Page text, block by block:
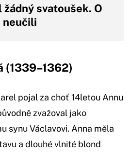
žádný svatoušek. O
neučili
(1339–1362)
pojal za choť 14letou Annu
zvažoval jako
synu Václavovi. Anna měla
a dlouhé vlnité blond